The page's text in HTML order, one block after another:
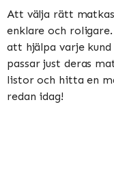
Att välja rätt
enklare och
att hjälpa varje
passar just deras
listor och hitta en
redan idag!